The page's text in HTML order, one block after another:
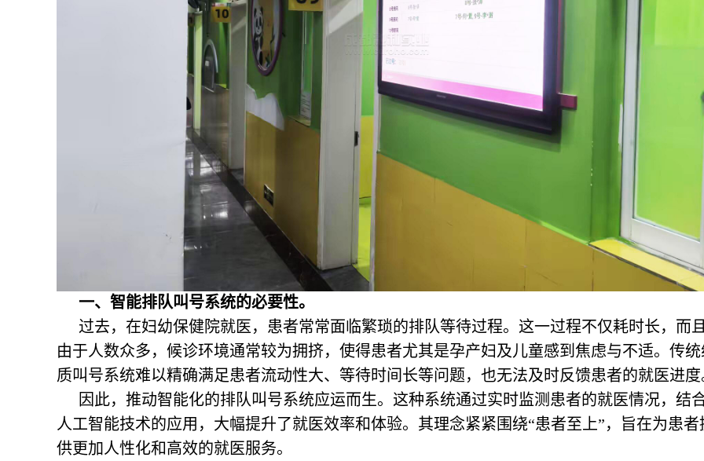
一、智能排队叫号系统的必要性。
过去，在妇幼保健院就医，患者常常面临繁琐的排队等待过程。这一过程不仅耗时长，而且
由于人数众多，候诊环境通常较为拥挤，使得患者尤其是孕产妇及儿童感到焦虑与不适。传统
质叫号系统难以精确满足患者流动性大、等待时间长等问题，也无法及时反馈患者的就医进度
因此，推动智能化的排队叫号系统应运而生。这种系统通过实时监测患者的就医情况，结
人工智能技术的应用，大幅提升了就医效率和体验。其理念紧紧围绕“患者至上”，旨在为患者
供更加人性化和高效的就医服务。